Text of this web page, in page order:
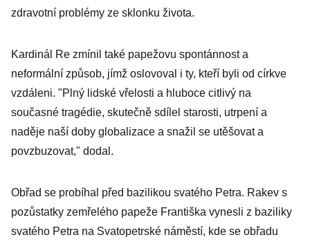
zdravotní problémy ze sklonku života.
Kardinál Re zmínil také papežovu spontánnost a
neformální způsob, jímž oslovoval i ty, kteří byli od církve
vzdáleni. "Plný lidské vřelosti a hluboce citlivý na
současné tragédie, skutečně sdílel starosti, utrpení a
naděje naší doby globalizace a snažil se utěšovat a
povzbuzovat," dodal.
Obřad se probíhal před bazilikou svatého Petra. Rakev s
pozůstatky zemřelého papeže Františka vynesli z baziliky
svatého Petra na Svatopetrské náměstí, kde se obřadu